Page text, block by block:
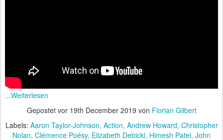
...Weiterlesen
Gepostet vor 19th December 2019 von Florian Gilbert
Labels: Aaron Taylor-Johnson Action Andrew Howard Christopher
Nolan Clémence Poésy Elizabeth Debicki Himesh Patel John